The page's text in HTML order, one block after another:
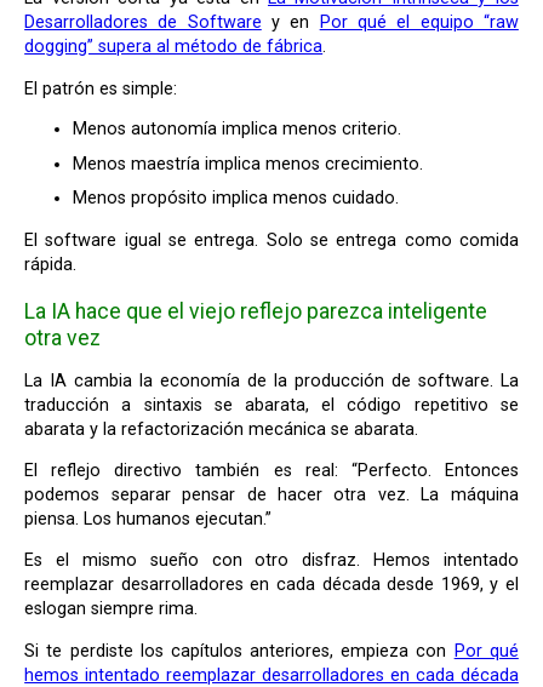
Desarrolladores de Software y en
Por qué el equipo “raw
dogging” supera al método de fábrica.
El patrón es simple:
Menos autonomía implica menos criterio.
Menos maestría implica menos crecimiento.
Menos propósito implica menos cuidado.
El software igual se entrega. Solo se entrega como comida
rápida.
La IA hace que el viejo reflejo parezca inteligente
otra vez
La IA cambia la economía de la producción de software. La
traducción a sintaxis se abarata, el código repetitivo se
abarata y la refactorización mecánica se abarata.
El reflejo directivo también es real: “Perfecto. Entonces
podemos separar pensar de hacer otra vez. La máquina
piensa. Los humanos ejecutan.”
Es el mismo sueño con otro disfraz. Hemos intentado
reemplazar desarrolladores en cada década desde 1969, y el
eslogan siempre rima.
Si te perdiste los capítulos anteriores, empieza con Por qué
hemos intentado reemplazar desarrolladores en cada década